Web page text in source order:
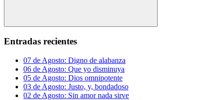
Buscar
Entradas recientes
07 de Agosto: Digno de alabanza
06 de Agosto: Que yo disminuya
05 de Agosto: Dios omnipotente
03 de Agosto: Justo, y, bondadoso
02 de Agosto: Sin amor nada sirve